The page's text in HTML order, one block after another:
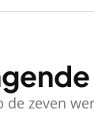
de zeven